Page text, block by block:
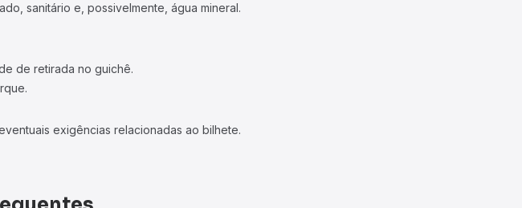
sanitário e, possivelmente, água mineral.
de retirada no guichê.
exigências relacionadas ao bilhete.